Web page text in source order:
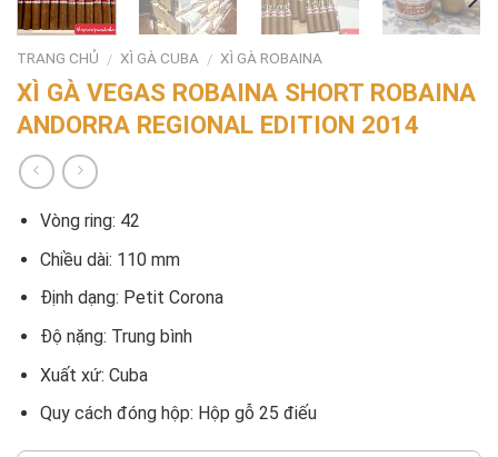
TRANG CHỦ / XÌ GÀ CUBA / XÌ GÀ ROBAINA
XÌ GÀ VEGAS ROBAINA SHORT ROBAINA
ANDORRA REGIONAL EDITION 2014
Vòng ring: 42
Chiều dài: 110 mm
Định dạng: Petit Corona
Độ nặng: Trung bình
Xuất xứ: Cuba
Quy cách đóng hộp: Hộp gỗ 25 điếu